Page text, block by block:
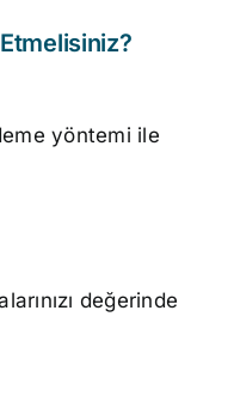
yöntemi ile
değerinde